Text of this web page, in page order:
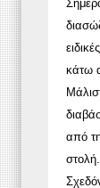
κάτω
από
στολή.